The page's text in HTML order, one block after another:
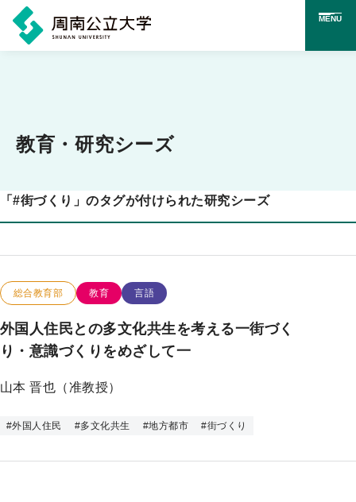
ス
ッ
MENU
教育・研究シーズ
「#街づくり」のタグが付けられた研究シーズ
この研究のカテゴリー
総合教育部 教育 言語
外国人住民との多文化共生を考える一街づく
り・意識づくりをめざして一
山本 晋也（准教授）
この研究のキーワード
#外国人住民 #多文化共生 #地方都市 #街づくり